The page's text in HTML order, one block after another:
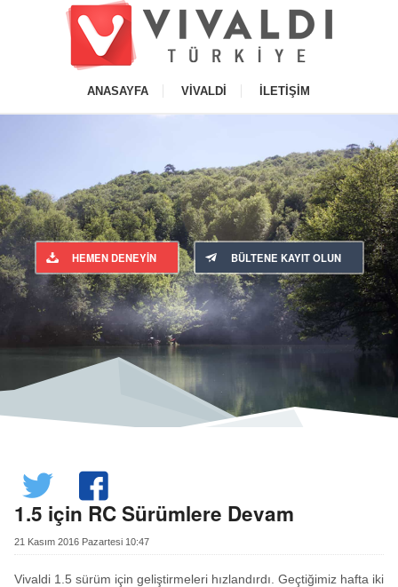
ANASAYFA VIVALDI İLETIŞIM
HEMEN DENEYIN BÜLTENE KAYIT OLUN
1.5 için RC Sürümlere Devam
21 Kasım 2016 Pazartesi 10:47
Vivaldi 1.5 sürüm için geliştirmeleri hızlandırdı. Geçtiğimiz hafta iki